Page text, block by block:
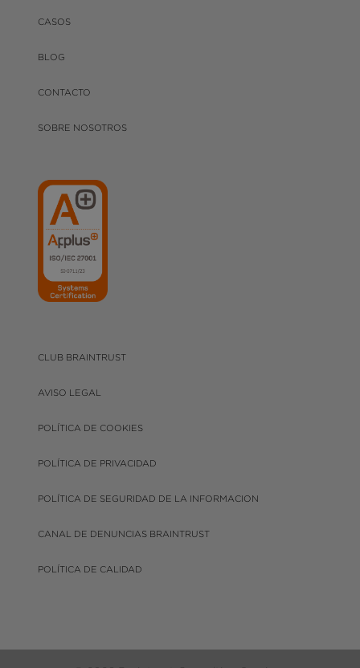
CASOS
BLOG
CONTACTO
SOBRE NOSOTROS
CLUB BRAINTRUST
AVISO LEGAL
POLÍTICA DE COOKIES
POLÍTICA DE PRIVACIDAD
POLÍTICA DE SEGURIDAD DE LA INFORMACION
CANAL DE DENUNCIAS BRAINTRUST
POLÍTICA DE CALIDAD